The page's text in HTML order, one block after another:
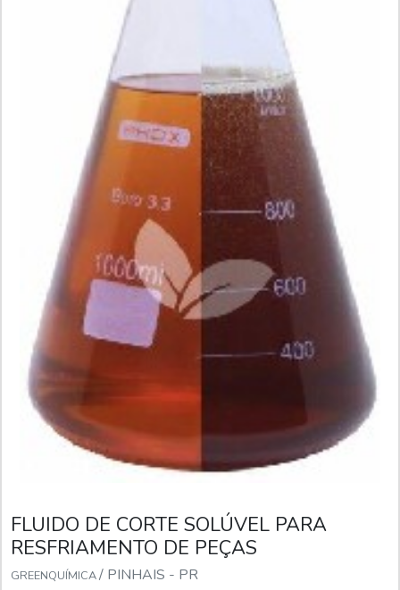
FLUIDO DE CORTE SOLÚVEL PARA
RESFRIAMENTO DE PEÇAS
GREENQUÍMICA/ PINHAIS - PR